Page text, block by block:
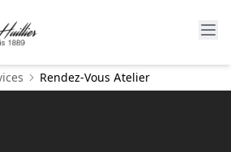
Rendez-Vous Atelier